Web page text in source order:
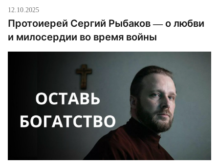
12.10.2025
Протоиерей Сергий Рыбаков — о любви
и милосердии во время войны